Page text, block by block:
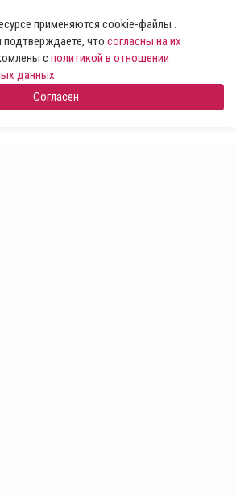
применяются cookie-файлы .
подтверждаете, что согласны на их
сполитикой в отношении
данных
Согласен